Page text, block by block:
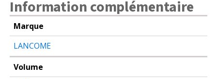
Information complémentaire
Marque
LANCOME
Volume